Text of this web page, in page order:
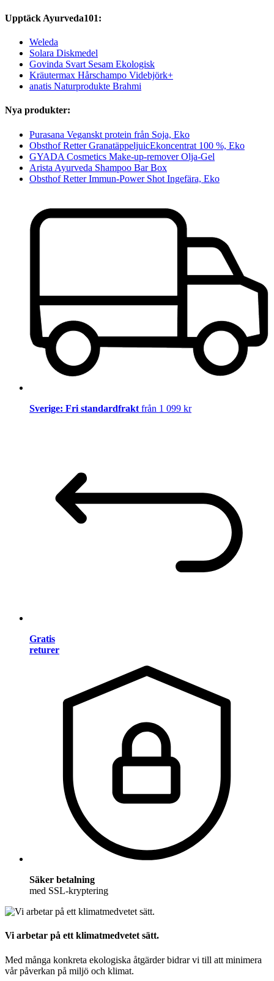
Upptäck Ayurveda101:
Weleda
Solara Diskmedel
Govinda Svart Sesam Ekologisk
Kräutermax Hårschampo Videbjörk+
anatis Naturprodukte Brahmi
Nya produkter:
Purasana Veganskt protein från Soja, Eko
Obsthof Retter GranatäppeljuicEkoncentrat 100 %, Eko
GYADA Cosmetics Make-up-remover Olja-Gel
Arista Ayurveda Shampoo Bar Box
Obsthof Retter Immun-Power Shot Ingefära, Eko
Sverige: Fri standardfrakt från 1 099 kr
Gratis
returer
Säker betalning
med SSL-kryptering
Vi arbetar på ett klimatmedvetet sätt.
Med många konkreta ekologiska åtgärder bidrar vi till att minimera
vår påverkan på miljö och klimat.